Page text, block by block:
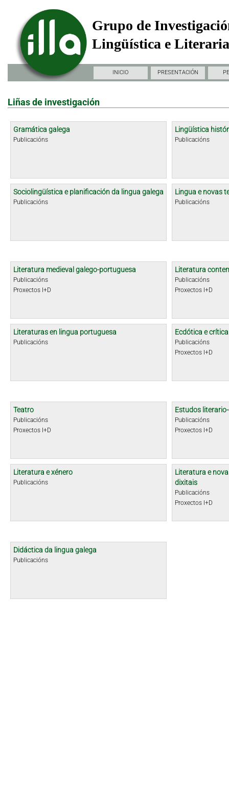
Grupo de
Lingüística e
INICIO PRESENTACIÓN
Liñas de investigación
Gramática galega
Publicacións
Lingüística
Publicacións
Sociolingüística e planificación da lingua galega
Publicacións
Lingua e novas
Publicacións
Literatura medieval galego-portuguesa
Publicacións
Proxectos I+D
Literatura
Publicacións
Proxectos I+D
Literaturas en lingua portuguesa
Publicacións
Ecdótica e
Publicacións
Proxectos I+D
Teatro
Publicacións
Proxectos I+D
Estudos
Publicacións
Proxectos I+D
Literatura e xénero
Publicacións
Literatura e
dixitais
Publicacións
Proxectos I+D
Didáctica da lingua galega
Publicacións